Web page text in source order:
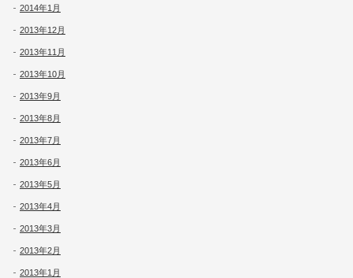
2014年1月
2013年12月
2013年11月
2013年10月
2013年9月
2013年8月
2013年7月
2013年6月
2013年5月
2013年4月
2013年3月
2013年2月
2013年1月